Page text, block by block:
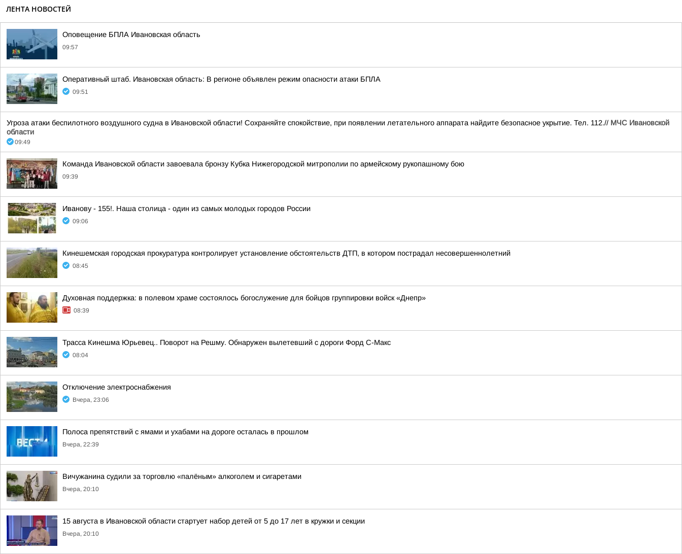
ЛЕНТА НОВОСТЕЙ
Оповещение БПЛА Ивановская область
09:57
Оперативный штаб. Ивановская область: В регионе объявлен режим опасности атаки БПЛА
09:51
Угроза атаки беспилотного воздушного судна в Ивановской области! Сохраняйте спокойствие, при появлении летательного аппарата найдите безопасное укрытие. Тел. 112.// МЧС Ивановской
области
09:49
Команда Ивановской области завоевала бронзу Кубка Нижегородской митрополии по армейскому рукопашному бою
09:39
Иванову - 155!. Наша столица - один из самых молодых городов России
09:06
Кинешемская городская прокуратура контролирует установление обстоятельств ДТП, в котором пострадал несовершеннолетний
08:45
Духовная поддержка: в полевом храме состоялось богослужение для бойцов группировки войск «Днепр»
08:39
Трасса Кинешма Юрьевец.. Поворот на Решму. Обнаружен вылетевший с дороги Форд С-Макс
08:04
Отключение электроснабжения
Вчера, 23:06
Полоса препятствий с ямами и ухабами на дороге осталась в прошлом
Вчера, 22:39
Вичужанина судили за торговлю «палёным» алкоголем и сигаретами
Вчера, 20:10
15 августа в Ивановской области стартует набор детей от 5 до 17 лет в кружки и секции
Вчера, 20:10